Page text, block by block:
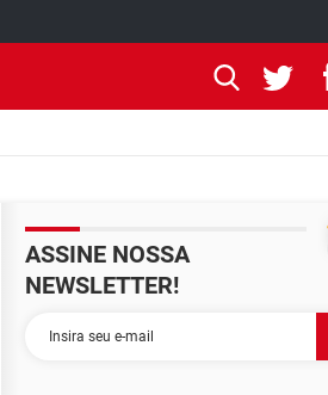
ASSINE NOSSA
NEWSLETTER!